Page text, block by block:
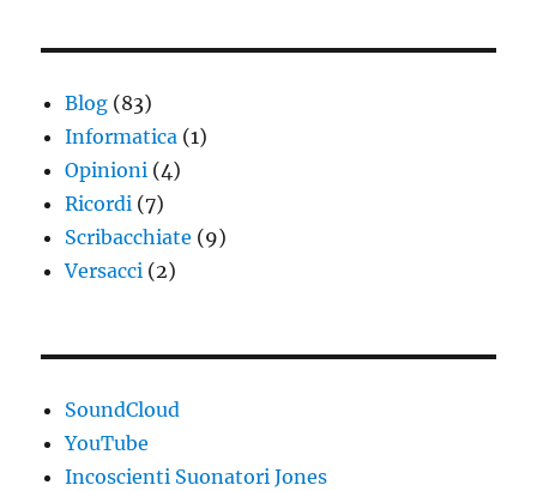
Blog (83)
Informatica (1)
Opinioni (4)
Ricordi (7)
Scribacchiate (9)
Versacci (2)
SoundCloud
YouTube
Incoscienti Suonatori Jones